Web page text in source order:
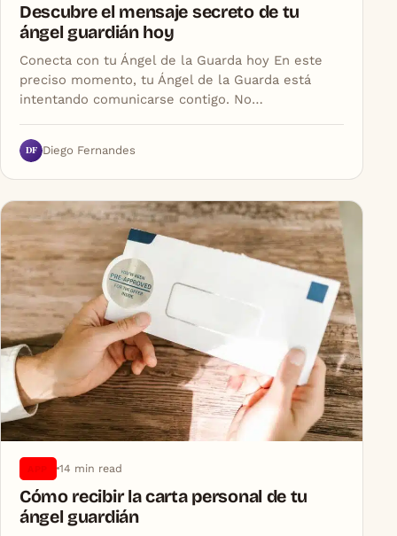
Descubre el mensaje secreto de tu
ángel guardián hoy
Conecta con tu Ángel de la Guarda hoy En este
preciso momento, tu Ángel de la Guarda está
intentando comunicarse contigo. No…
DF Diego Fernandes
14 min read
Cómo recibir la carta personal de tu
ángel guardián